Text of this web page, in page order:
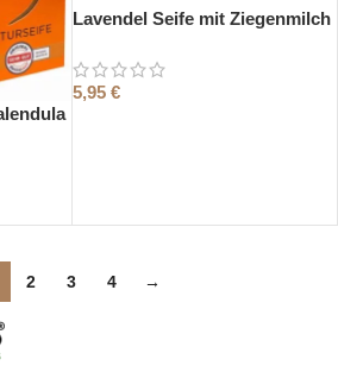
Lavendel Seife mit Ziegenmilch
5,95 €
2 3 4 →